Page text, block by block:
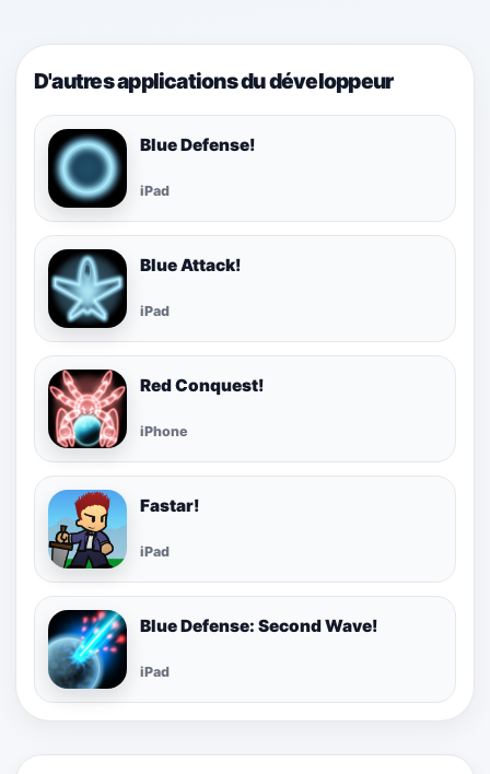
D'autres applications du développeur
Blue Defense!
iPad
Blue Attack!
iPad
Red Conquest!
iPhone
Fastar!
iPad
Blue Defense: Second Wave!
iPad